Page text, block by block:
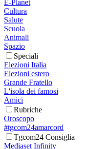
E-Planet
Cultura
Salute
Scuola
Animali
Spazio
Speciali
Elezioni Italia
Elezioni estero
Grande Fratello
L'isola dei famosi
Amici
Rubriche
Oroscopo
#tgcom24amarcord
Tgcom24 Consiglia
Mediaset Infinity